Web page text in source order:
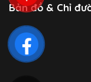
Bản đồ & Chỉ